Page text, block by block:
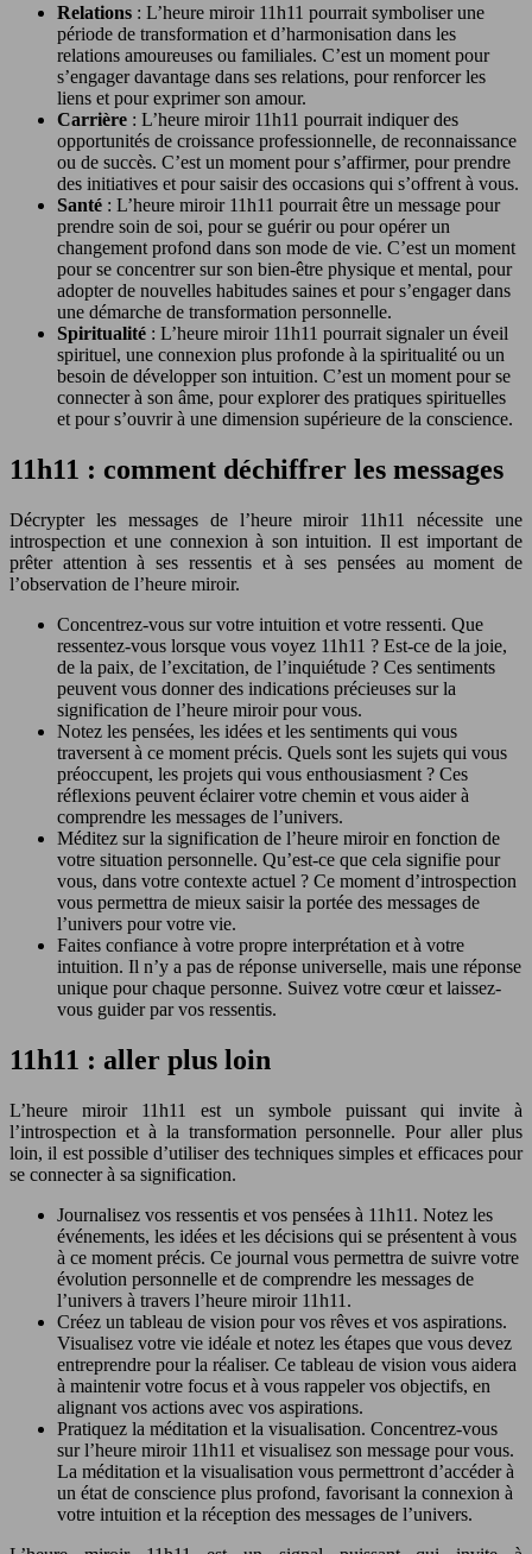
Relations : L’heure miroir 11h11 pourrait symboliser une
période de transformation et d’harmonisation dans les
relations amoureuses ou familiales. C’est un moment pour
s’engager davantage dans ses relations, pour renforcer les
liens et pour exprimer son amour.
Carrière : L’heure miroir 11h11 pourrait indiquer des
opportunités de croissance professionnelle, de reconnaissance
ou de succès. C’est un moment pour s’affirmer, pour prendre
des initiatives et pour saisir des occasions qui s’offrent à vous.
Santé : L’heure miroir 11h11 pourrait être un message pour
prendre soin de soi, pour se guérir ou pour opérer un
changement profond dans son mode de vie. C’est un moment
pour se concentrer sur son bien-être physique et mental, pour
adopter de nouvelles habitudes saines et pour s’engager dans
une démarche de transformation personnelle.
Spiritualité : L’heure miroir 11h11 pourrait signaler un éveil
spirituel, une connexion plus profonde à la spiritualité ou un
besoin de développer son intuition. C’est un moment pour se
connecter à son âme, pour explorer des pratiques spirituelles
et pour s’ouvrir à une dimension supérieure de la conscience.
11h11 : comment déchiffrer les messages
Décrypter les messages de l’heure miroir 11h11 nécessite une
introspection et une connexion à son intuition. Il est important de
prêter attention à ses ressentis et à ses pensées au moment de
l’observation de l’heure miroir.
Concentrez-vous sur votre intuition et votre ressenti. Que
ressentez-vous lorsque vous voyez 11h11 ? Est-ce de la joie,
de la paix, de l’excitation, de l’inquiétude ? Ces sentiments
peuvent vous donner des indications précieuses sur la
signification de l’heure miroir pour vous.
Notez les pensées, les idées et les sentiments qui vous
traversent à ce moment précis. Quels sont les sujets qui vous
préoccupent, les projets qui vous enthousiasment ? Ces
réflexions peuvent éclairer votre chemin et vous aider à
comprendre les messages de l’univers.
Méditez sur la signification de l’heure miroir en fonction de
votre situation personnelle. Qu’est-ce que cela signifie pour
vous, dans votre contexte actuel ? Ce moment d’introspection
vous permettra de mieux saisir la portée des messages de
l’univers pour votre vie.
Faites confiance à votre propre interprétation et à votre
intuition. Il n’y a pas de réponse universelle, mais une réponse
unique pour chaque personne. Suivez votre cœur et laissez-
vous guider par vos ressentis.
11h11 : aller plus loin
L’heure miroir 11h11 est un symbole puissant qui invite à
l’introspection et à la transformation personnelle. Pour aller plus
loin, il est possible d’utiliser des techniques simples et efficaces pour
se connecter à sa signification.
Journalisez vos ressentis et vos pensées à 11h11. Notez les
événements, les idées et les décisions qui se présentent à vous
à ce moment précis. Ce journal vous permettra de suivre votre
évolution personnelle et de comprendre les messages de
l’univers à travers l’heure miroir 11h11.
Créez un tableau de vision pour vos rêves et vos aspirations.
Visualisez votre vie idéale et notez les étapes que vous devez
entreprendre pour la réaliser. Ce tableau de vision vous aidera
à maintenir votre focus et à vous rappeler vos objectifs, en
alignant vos actions avec vos aspirations.
Pratiquez la méditation et la visualisation. Concentrez-vous
sur l’heure miroir 11h11 et visualisez son message pour vous.
La méditation et la visualisation vous permettront d’accéder à
un état de conscience plus profond, favorisant la connexion à
votre intuition et la réception des messages de l’univers.